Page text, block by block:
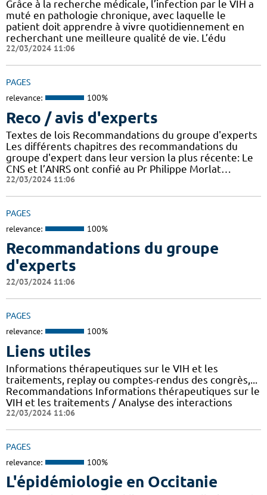
Grâce à la recherche médicale, l’infection par le VIH a
muté en pathologie chronique, avec laquelle le
patient doit apprendre à vivre quotidiennement en
recherchant une meilleure qualité de vie. L’édu
22/03/2024 11:06
PAGES
relevance: 100%
Reco / avis d'experts
Textes de lois Recommandations du groupe d'experts
Les différents chapitres des recommandations du
groupe d'expert dans leur version la plus récente: Le
CNS et l’ANRS ont confié au Pr Philippe Morlat…
22/03/2024 11:06
PAGES
relevance: 100%
Recommandations du groupe
d'experts
22/03/2024 11:06
PAGES
relevance: 100%
Liens utiles
Informations thérapeutiques sur le VIH et les
traitements, replay ou comptes-rendus des congrès,...
Recommandations Informations thérapeutiques sur le
VIH et les traitements / Analyse des interactions
22/03/2024 11:06
PAGES
relevance: 100%
L'épidémiologie en Occitanie